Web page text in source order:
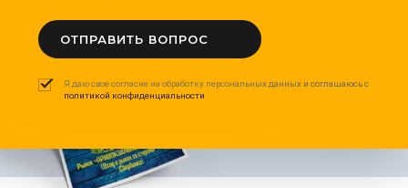
ОТПРАВИТЬ ВОПРОС
Я даю свое согласие на обработку персональных данных и соглашаюсь с
политикой конфиденциальности